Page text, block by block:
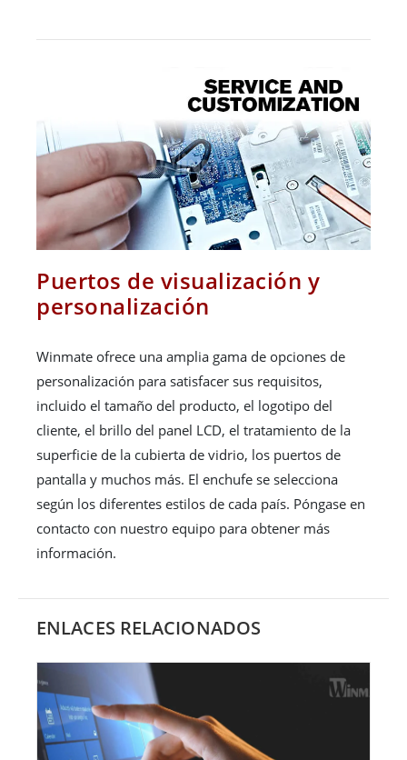
Puertos de visualización y
personalización
Winmate ofrece una amplia gama de opciones de
personalización para satisfacer sus requisitos,
incluido el tamaño del producto, el logotipo del
cliente, el brillo del panel LCD, el tratamiento de la
superficie de la cubierta de vidrio, los puertos de
pantalla y muchos más. El enchufe se selecciona
según los diferentes estilos de cada país. Póngase en
contacto con nuestro equipo para obtener más
información.
ENLACES RELACIONADOS